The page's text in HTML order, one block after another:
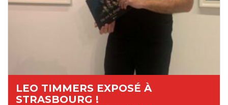
LEO TIMMERS EXPOSÉ À
STRASBOURG !